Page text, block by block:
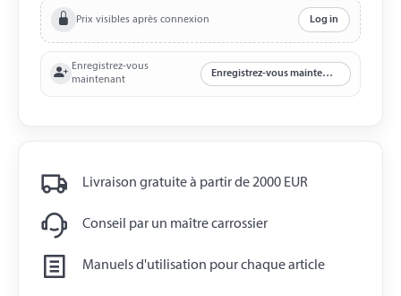
Prix visibles après connexion Log in
Enregistrez-vous
maintenant
Enregistrez-vous maintenant
Livraison gratuite à partir de 2000 EUR
Conseil par un maître carrossier
Manuels d'utilisation pour chaque article